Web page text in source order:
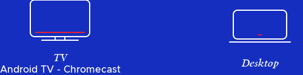
TV
Android TV - Chromecast Desktop